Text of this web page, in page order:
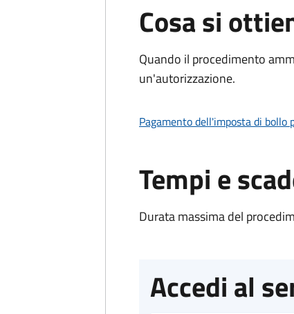
Cosa si
Quando il procedimento
un'autorizzazione.
Pagamento dell'imposta di
Tempi e
Durata massima del
Accedi al